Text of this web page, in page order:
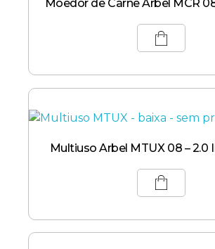
Moedor de Carne Arbel MCR
Multiuso Arbel MTUX 08 – 2.0